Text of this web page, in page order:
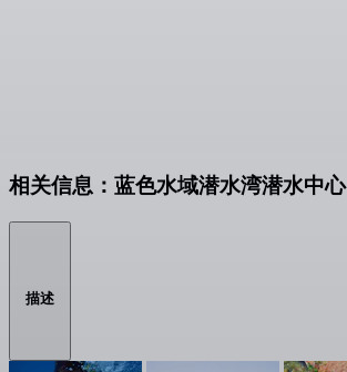
相关信息：蓝色水域潜水湾潜水中心
描述